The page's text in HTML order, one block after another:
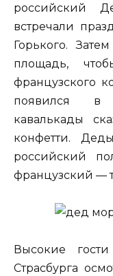
российский
встречали
Горького.
площадь,
французского
появился в
кавалькады
конфетти.
российский
французский —
Высокие
Страсбурга